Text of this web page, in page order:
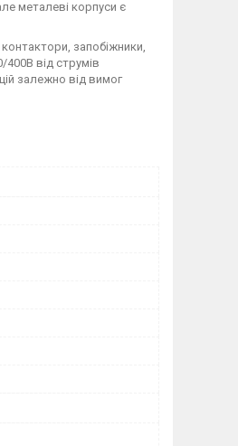
металеві корпуси є
запобіжники,
400В від струмів
залежно від вимог